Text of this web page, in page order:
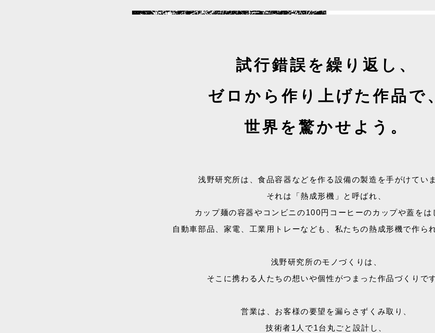
試行錯誤を繰り返し、
ゼロから作り上げた作品で
世界を驚かせよう。
浅野研究所は、食品容器などを作る設備の製造を手がけてい
それは「熱成形機」と呼ばれ、
カップ麺の容器やコンビニの100円コーヒーのカップや蓋をは
自動車部品、家電、工業用トレーなども、私たちの熱成形機で作ら
浅野研究所のモノづくりは、
そこに携わる人たちの想いや個性がつまった作品づくりで
営業は、お客様の要望を漏らさずくみ取り、
技術者1人で1台丸ごと設計し、